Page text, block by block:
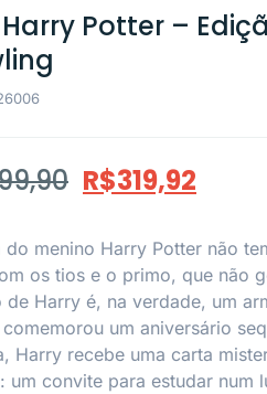
Harry Potter –
R$319,92
do menino Harry Potter não
os tios e o primo, que não
de Harry é, na verdade, um
comemorou um aniversário
Harry recebe uma carta
um convite para estudar num